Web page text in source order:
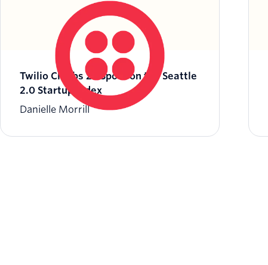
Twilio Climbs 29 Spots on the Seattle
2.0 Startup Index
Danielle Morrill